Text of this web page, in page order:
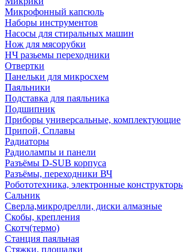
Микрофонный капсюль
Наборы инструментов
Насосы для стиральных машин
Нож для мясорубки
НЧ разьемы переходники
Отвертки
Панельки для микросхем
Паяльники
Подставка для паяльника
Подшипник
Приборы универсальные, комплектующие
Припой, Сплавы
Радиаторы
Радиолампы и панели
Разъёмы D-SUB корпуса
Разъёмы, переходники ВЧ
Робототехника, электронные
Сальник
Сверла,микродрелли, диски алмазные
Скобы, крепления
Скотч(термо)
Станция паяльная
Стяжки, площадки